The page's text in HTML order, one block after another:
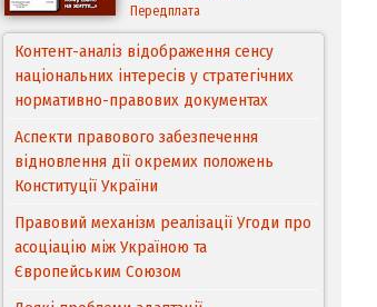
Передплата
Контент-аналіз відображення сенсу
національних інтересів у стратегічних
нормативно-правових документах
Аспекти правового забезпечення
відновлення дії окремих положень
Правовий механізм реалізації Угоди про
асоціацію між Україною та
Європейським Cоюзом
Деякі проблеми адаптації
законодавства України щодо зазначення
походження товарів відповідно до